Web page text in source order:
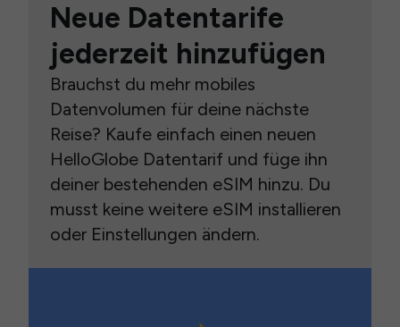
Neue Datentarife
jederzeit hinzufügen
Brauchst du mehr mobiles
Datenvolumen für deine nächste
Reise? Kaufe einfach einen neuen
HelloGlobe Datentarif und füge ihn
deiner bestehenden eSIM hinzu. Du
musst keine weitere eSIM installieren
oder Einstellungen ändern.